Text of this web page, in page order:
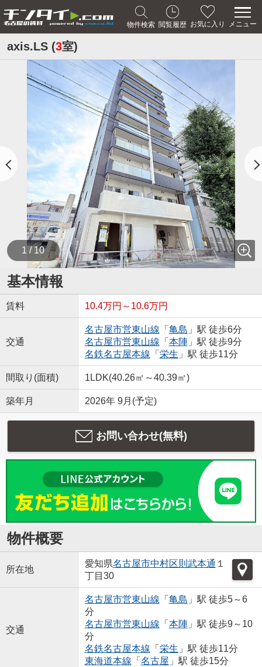
物件検索 閲覧履歴 お気に入り メニュー
axis.LS (3室)
1 / 10
基本情報
賃料 10.4万円～10.6万円
交通
名古屋市営東山線 「 亀島 」駅 徒歩6分
名古屋市営東山線 「 本陣」駅 徒歩9分
名鉄名古屋本線 「 栄生 」駅 徒歩11分
間取り(面積) 1LDK(40.26㎡～40.39㎡)
築年月 2026年 9月(予定)
お問い合わせ(無料)
物件概要
所在地
愛知県名古屋市中村区則武本通 １
丁目30
交通
名古屋市営東山線 「 亀島 」駅 徒歩5～6
分
名古屋市営東山線 「 本陣」駅 徒歩9～10
分
名鉄名古屋本線 「 栄生 」駅 徒歩11分
東海道本線 「 名古屋 」駅 徒歩15分